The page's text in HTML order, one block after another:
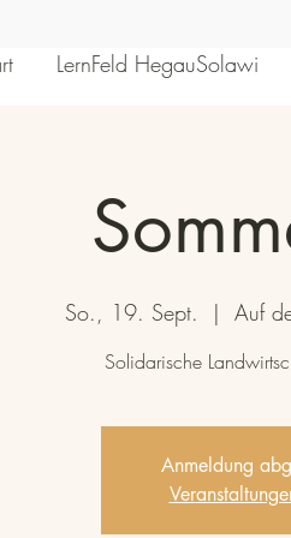
LernFeld HegauSolawi
So., 19. Sept.
  |
Auf
Solidarische
Anmeldung